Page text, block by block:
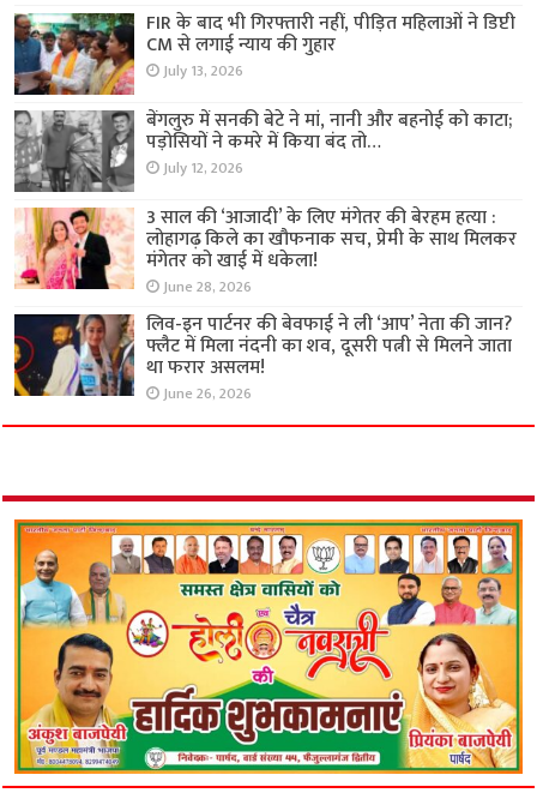
FIR के बाद भी गिरफ्तारी नहीं, पीड़ित महिलाओं ने डिप्टी
CM से लगाई न्याय की गुहार
July 13, 2026
बेंगलुरु में सनकी बेटे ने मां, नानी और बहनोई को काटा;
पड़ोसियों ने कमरे में किया बंद तो…
July 12, 2026
3 साल की ‘आजादी’ के लिए मंगेतर की बेरहम हत्या :
लोहागढ़ किले का खौफनाक सच, प्रेमी के साथ मिलकर
मंगेतर को खाई में धकेला!
June 28, 2026
लिव-इन पार्टनर की बेवफाई ने ली ‘आप’ नेता की जान?
फ्लैट में मिला नंदनी का शव, दूसरी पत्नी से मिलने जाता
था फरार असलम!
June 26, 2026